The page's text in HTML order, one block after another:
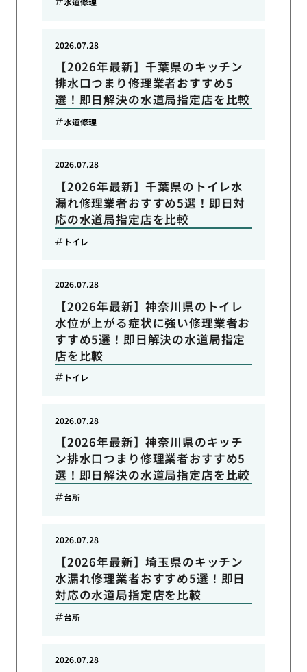
【2026年最新】千葉県のキッチン
排水口つまり修理業者おすすめ5
選！即日解決の水道局指定店を比較
2026.07.28
水道修理
【2026年最新】千葉県のトイレ水
漏れ修理業者おすすめ5選！即日対
応の水道局指定店を比較
2026.07.28
トイレ
【2026年最新】神奈川県のトイレ
水位が上がる症状に強い修理業者お
すすめ5選！即日解決の水道局指定
店を比較
2026.07.28
トイレ
【2026年最新】神奈川県のキッチ
ン排水口つまり修理業者おすすめ5
選！即日解決の水道局指定店を比較
2026.07.28
台所
【2026年最新】埼玉県のキッチン
水漏れ修理業者おすすめ5選！即日
対応の水道局指定店を比較
2026.07.28
台所
2026.07.28